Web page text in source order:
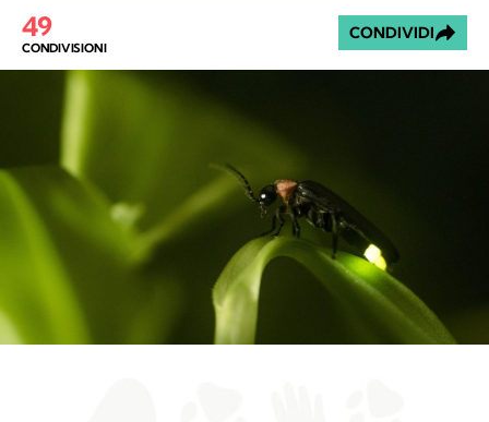
49
CONDIVISIONI
CONDIVIDI